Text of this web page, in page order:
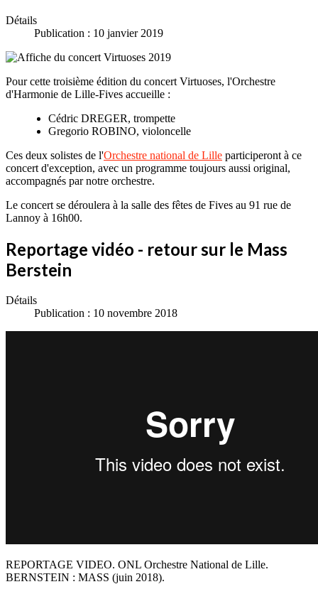
Détails
Publication : 10 janvier 2019
Pour cette troisième édition du concert Virtuoses, l'Orchestre
d'Harmonie de Lille-Fives accueille :
Cédric DREGER, trompette
Gregorio ROBINO, violoncelle
Ces deux solistes de l'Orchestre national de Lille participeront à ce
concert d'exception, avec un programme toujours aussi original,
accompagnés par notre orchestre.
Le concert se déroulera à la salle des fêtes de Fives au 91 rue de
Lannoy à 16h00.
Reportage vidéo - retour sur le Mass
Berstein
Détails
Publication : 10 novembre 2018
REPORTAGE VIDEO. ONL Orchestre National de Lille.
BERNSTEIN : MASS (juin 2018).